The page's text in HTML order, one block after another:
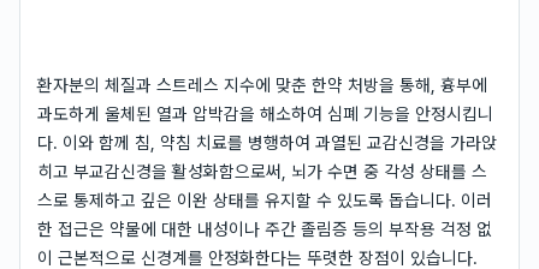
환자분의 체질과 스트레스 지수에 맞춘 한약 처방을 통해, 흉부에
과도하게 울체된 열과 압박감을 해소하여 심폐 기능을 안정시킵니
다. 이와 함께 침, 약침 치료를 병행하여 과열된 교감신경을 가라앉
히고 부교감신경을 활성화함으로써, 뇌가 수면 중 각성 상태를 스
스로 통제하고 깊은 이완 상태를 유지할 수 있도록 돕습니다. 이러
한 접근은 약물에 대한 내성이나 주간 졸림증 등의 부작용 걱정 없
이 근본적으로 신경계를 안정화한다는 뚜렷한 장점이 있습니다.